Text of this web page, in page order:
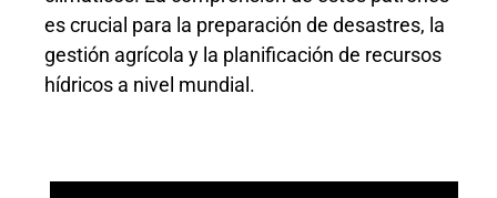
es crucial para la preparación de desastres, la
gestión agrícola y la planificación de recursos
hídricos a nivel mundial.